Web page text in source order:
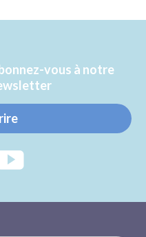
Twitter
Facebook
vous à notre
Rejoignez